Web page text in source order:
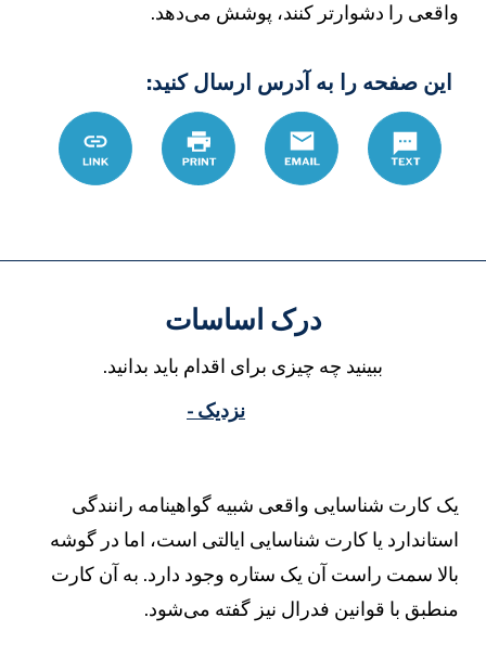
واقعی را دشوارتر کنند، پوشش می‌دهد.
این صفحه را به آدرس ارسال کنید:
Text
Email چاپ
topic/dryaft-
kart-
dr-
Link
درک اساسات
ببینید چه چیزی برای اقدام باید بدانید.
نزدیک -
یک کارت شناسایی واقعی شبیه گواهینامه رانندگی
استاندارد یا کارت شناسایی ایالتی است، اما در گوشه
بالا سمت راست آن یک ستاره وجود دارد. به آن کارت
منطبق با قوانین فدرال نیز گفته می‌شود.